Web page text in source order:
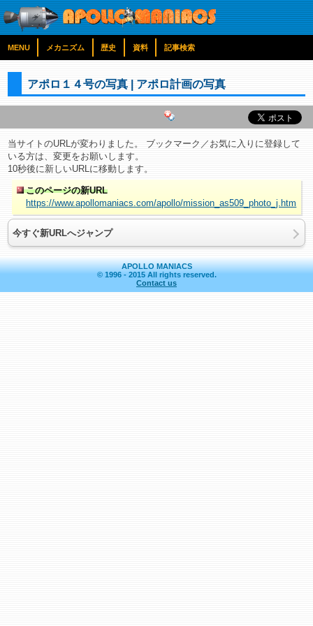
MENU メカニズム 歴史 資料 記事検索
アポロ１４号の写真 | アポロ計画の写真
当サイトのURLが変わりました。 ブックマーク／お気に入りに登録して
いる方は、変更をお願いします。
10秒後に新しいURLに移動します。
このページの新URL
https://www.apollomaniacs.com/apollo/mission_as509_photo_j.htm
今すぐ新URLへジャンプ
APOLLO MANIACS
© 1996 - 2015 All rights reserved.
Contact us